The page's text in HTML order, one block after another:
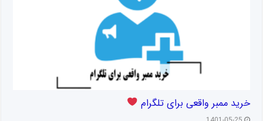
خرید ممبر واقعی برای تلگرام